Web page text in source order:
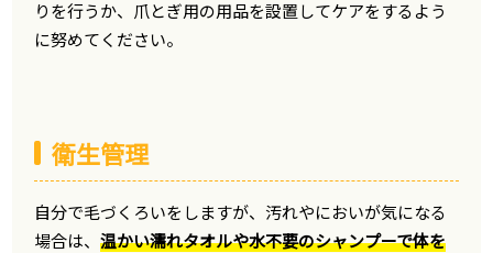
りを行うか、爪とぎ用の用品を設置してケアをするよう
に努めてください。
衛生管理
自分で毛づくろいをしますが、汚れやにおいが気になる
場合は、温かい濡れタオルや水不要のシャンプーで体を